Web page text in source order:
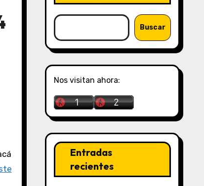
Buscar
Nos visitan ahora:
Entradas
recientes